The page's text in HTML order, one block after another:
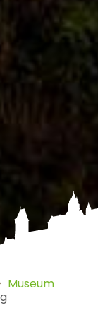
Museum